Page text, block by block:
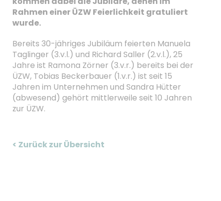
Rahmen einer ÜZW Feierlichkeit gratuliert
wurde.
Bereits 30-jähriges Jubiläum feierten Manuela
Taglinger (3.v.l.) und Richard Saller (2.v.l.), 25
Jahre ist Ramona Zörner (3.v.r.) bereits bei der
ÜZW, Tobias Beckerbauer (1.v.r.) ist seit 15
Jahren im Unternehmen und Sandra Hütter
(abwesend) gehört mittlerweile seit 10 Jahren
zur ÜZW.
< Zurück zur Übersicht